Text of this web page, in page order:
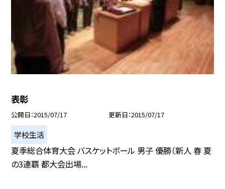
表彰
公開日 2015/07/17 更新日 2015/07/17
学校生活
夏季総合体育大会 バスケットボール 男子 優勝（新人 春 夏
の3連覇 都大会出場...